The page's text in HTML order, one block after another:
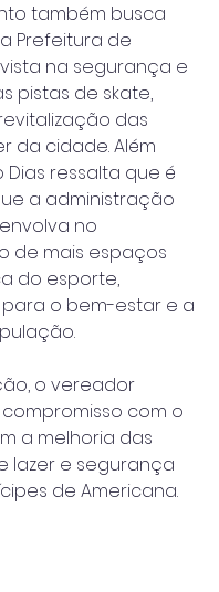
também busca
Prefeitura de
na segurança e
pistas de skate,
das
da cidade. Além
Dias ressalta que é
a administração
no
de mais espaços
do esporte,
o bem-estar e a
o vereador
com o
a melhoria das
lazer e segurança
de Americana.